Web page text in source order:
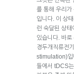
를 통해 우리가
입니다. 이 상
런 숙달된 상태
있습니다. 바
경두개직류전
stimulation)입
들에서 tDCS